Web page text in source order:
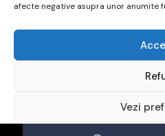
afecte negative asupra unor anumite
Vezi